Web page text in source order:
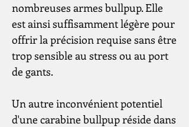
nombreuses armes bullpup. Elle
est ainsi suffisamment légère pour
offrir la précision requise sans être
trop sensible au stress ou au port
de gants.
Un autre inconvénient potentiel
d'une carabine bullpup réside dans